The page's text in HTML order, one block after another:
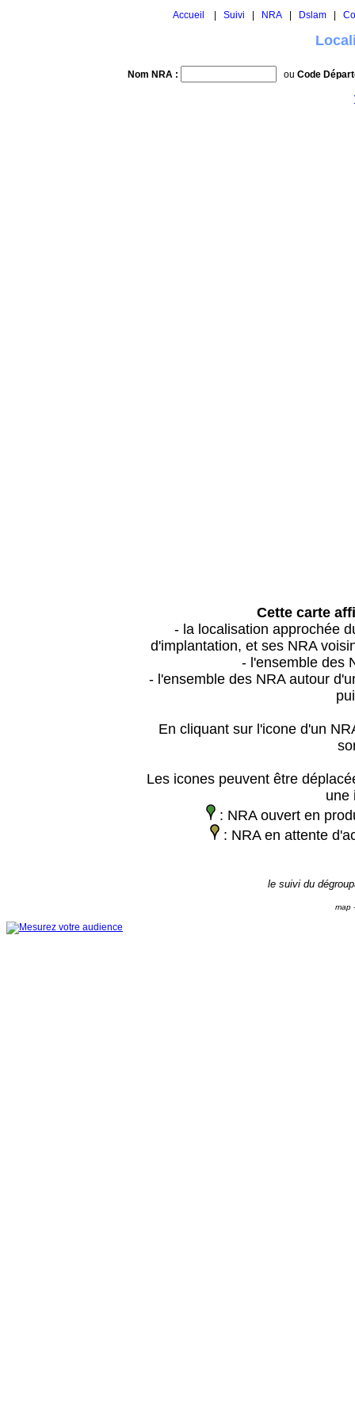
Accueil Suivi NRA Dslam
Nom NRA : ou Code
Cette carte
- la localisation approchée
d'implantation, et ses NRA
- l'ensemble des
- l'ensemble des NRA autour
En cliquant sur l'icone d'un
Les icones peuvent être
une
: NRA ouvert en
: NRA en attente
le suivi du
map